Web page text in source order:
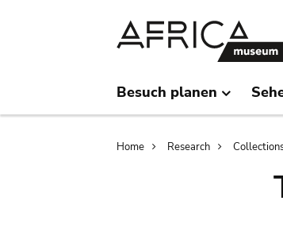
Besuch planen
Breadcrumb
Home Research